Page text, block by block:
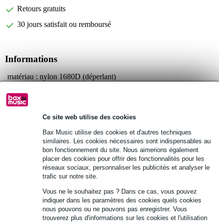
Ce site web utilise des cookies
Bax Music utilise des cookies et d'autres techniques
similaires. Les cookies nécessaires sont indispensables au
bon fonctionnement du site. Nous aimerions également
placer des cookies pour offrir des fonctionnalités pour les
réseaux sociaux, personnaliser les publicités et analyser le
trafic sur notre site.
Vous ne le souhaitez pas ? Dans ce cas, vous pouvez
indiquer dans les paramètres des cookies quels cookies
nous pouvons ou ne pouvons pas enregistrer. Vous
trouverez plus d'informations sur les cookies et l'utilisation
Retours gratuits
30 jours satisfait ou remboursé
Informations
matériau : nylon 1680D (déperlant)
dimensions (LxPxH) : 63,6 x 64,7 x 68,2 cm
Afficher toutes les caractéristiques du produit
Autres variantes (1)